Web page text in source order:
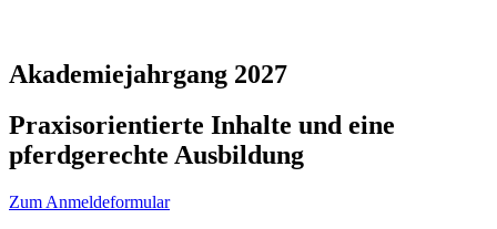
Akademiejahrgang 2027
Praxisorientierte Inhalte und eine
pferdgerechte Ausbildung
Zum Anmeldeformular